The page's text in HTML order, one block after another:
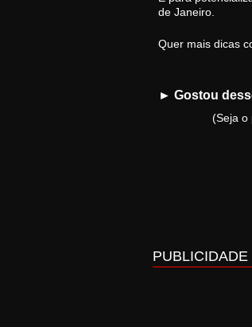
de Janeiro.
Quer mais dicas
► Gostou
(Seja o
PUBLICIDADE